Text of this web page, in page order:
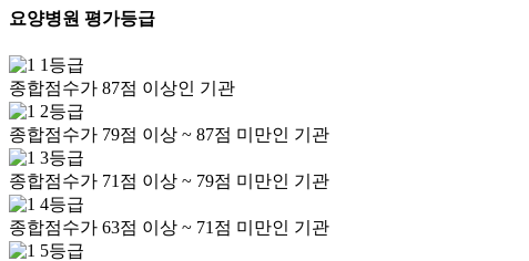
요양병원 평가등급
1등급
종합점수가 87점 이상인 기관
2등급
종합점수가 79점 이상 ~ 87점 미만인 기관
3등급
종합점수가 71점 이상 ~ 79점 미만인 기관
4등급
종합점수가 63점 이상 ~ 71점 미만인 기관
5등급